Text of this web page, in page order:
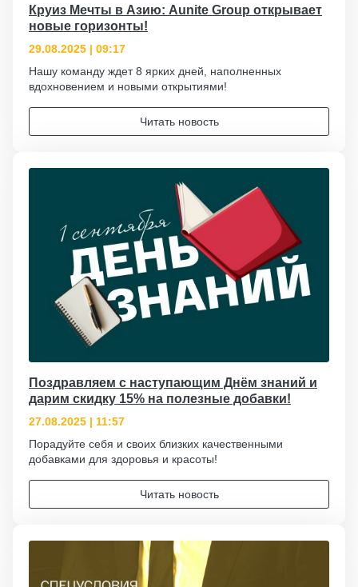
Круиз Мечты в Азию: Aunite Group открывает
новые горизонты!
29.08.2025 | 09:17
Нашу команду ждет 8 ярких дней, наполненных
вдохновением и новыми открытиями!
Читать новость
Поздравляем с наступающим Днём знаний и
дарим скидку 15% на полезные добавки!
27.08.2025 | 11:57
Порадуйте себя и своих близких качественными
добавками для здоровья и красоты!
Читать новость